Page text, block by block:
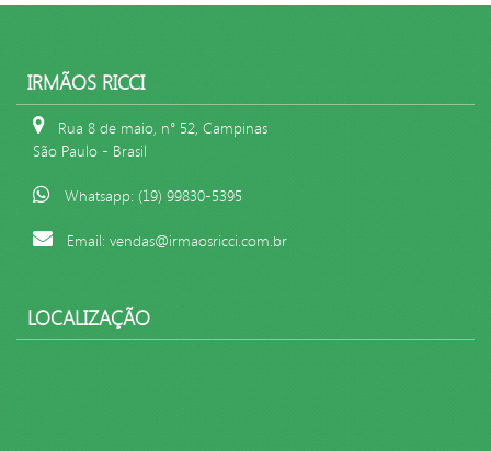
IRMÃOS RICCI
Rua 8 de maio, n° 52, Campinas
São Paulo - Brasil
Whatsapp: (19) 99830-5395
Email: vendas@irmaosricci.com.br
LOCALIZAÇÃO